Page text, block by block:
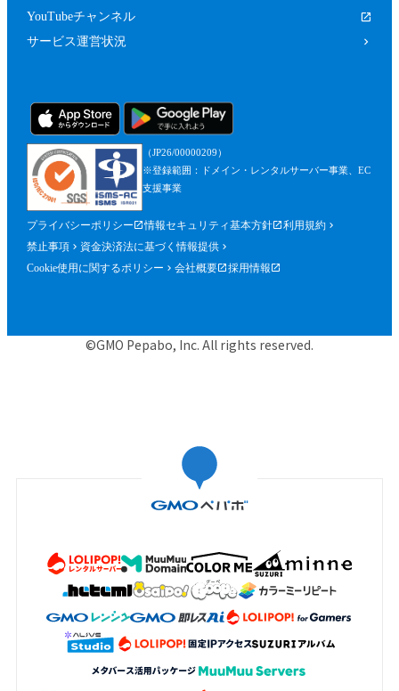
YouTubeチャンネル
サービス運営状況
（JP26/00000209）
※登録範囲：ドメイン・レンタルサーバー事業、EC
支援事業
プライバシーポリシー 情報セキュリティ基本方針
利用規約
禁止事項
資金決済法に基づく情報提供
Cookie使用に関するポリシー
会社概要 採用情報
©GMO Pepabo, Inc. All rights reserved.